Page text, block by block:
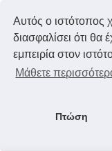
Αυτός ο ιστότοπος
διασφαλίσει ότι θα
εμπειρία στον
Μάθετε
Πτώση